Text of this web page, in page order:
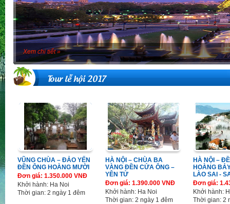
Xem chi tiết »
Tour lễ hội 2017
VŨNG CHÙA – ĐẢO YẾN
ĐỀN ÔNG HOÀNG MƯỜI
Đơn giá: 1.350.000 VNĐ
Khởi hành: Ha Noi
Thời gian: 2 ngày 1 đêm
HÀ NỘI – CHÙA BA
VÀNG ĐỀN CỬA ÔNG –
YÊN TỬ
Đơn giá: 1.390.000 VNĐ
Khởi hành: Ha Noi
Thời gian: 2 ngày 1 đêm
HÀ NỘI –
HOÀNG
LÀO SAI -
Đơn giá:
Khởi hành:
Thời gian: 2